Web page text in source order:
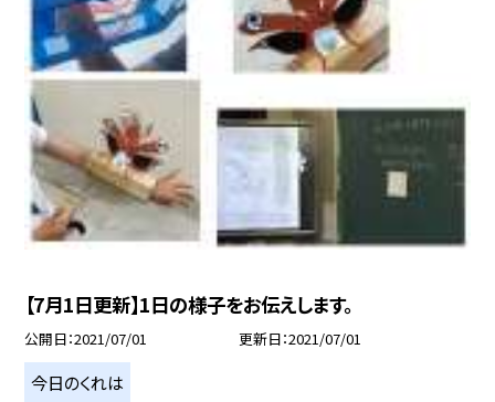
【7月1日更新】1日の様子をお伝えします。
公開日 2021/07/01 更新日 2021/07/01
今日のくれは